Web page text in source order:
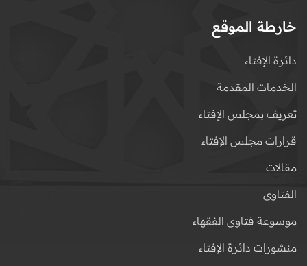
خارطة الموقع
دائرة الإفتاء
الخدمات المقدمة
تعريف بمجلس الإفتاء
قرارات مجلس الإفتاء
مقالات
الفتاوى
موسوعة فتاوى الفقهاء
منشورات دائرة الإفتاء